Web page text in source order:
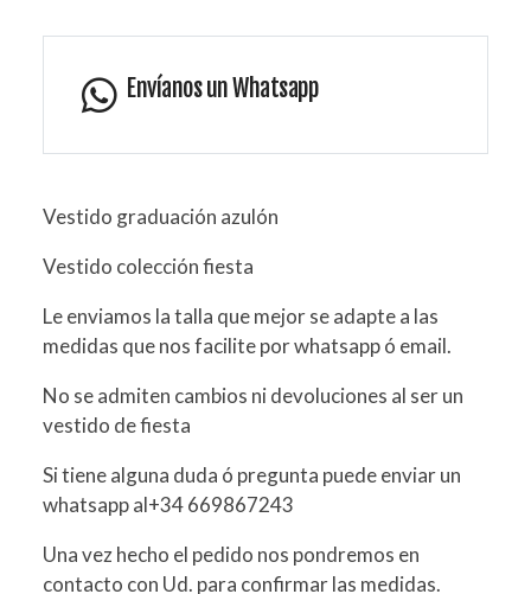
Envíanos un Whatsapp
Vestido graduación azulón
Vestido colección fiesta
Le enviamos la talla que mejor se adapte a las
medidas que nos facilite por whatsapp ó email.
No se admiten cambios ni devoluciones al ser un
vestido de fiesta
Si tiene alguna duda ó pregunta puede enviar un
whatsapp al+34 669867243
Una vez hecho el pedido nos pondremos en
contacto con Ud. para confirmar las medidas.